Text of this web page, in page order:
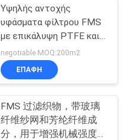
Υψηλής αντοχής
υφάσματα φίλτρου FMS
με επικάλυψη PTFE και
σύνθεση ινών Nomex
κατάλληλα για τη
μεταλλουργία και τη
negotiable MOQ:200m2
ΕΠΑΦΉ
FMS 过滤织物，带玻璃
纤维纱网和芳纶纤维成
分，用于增强机械强度和